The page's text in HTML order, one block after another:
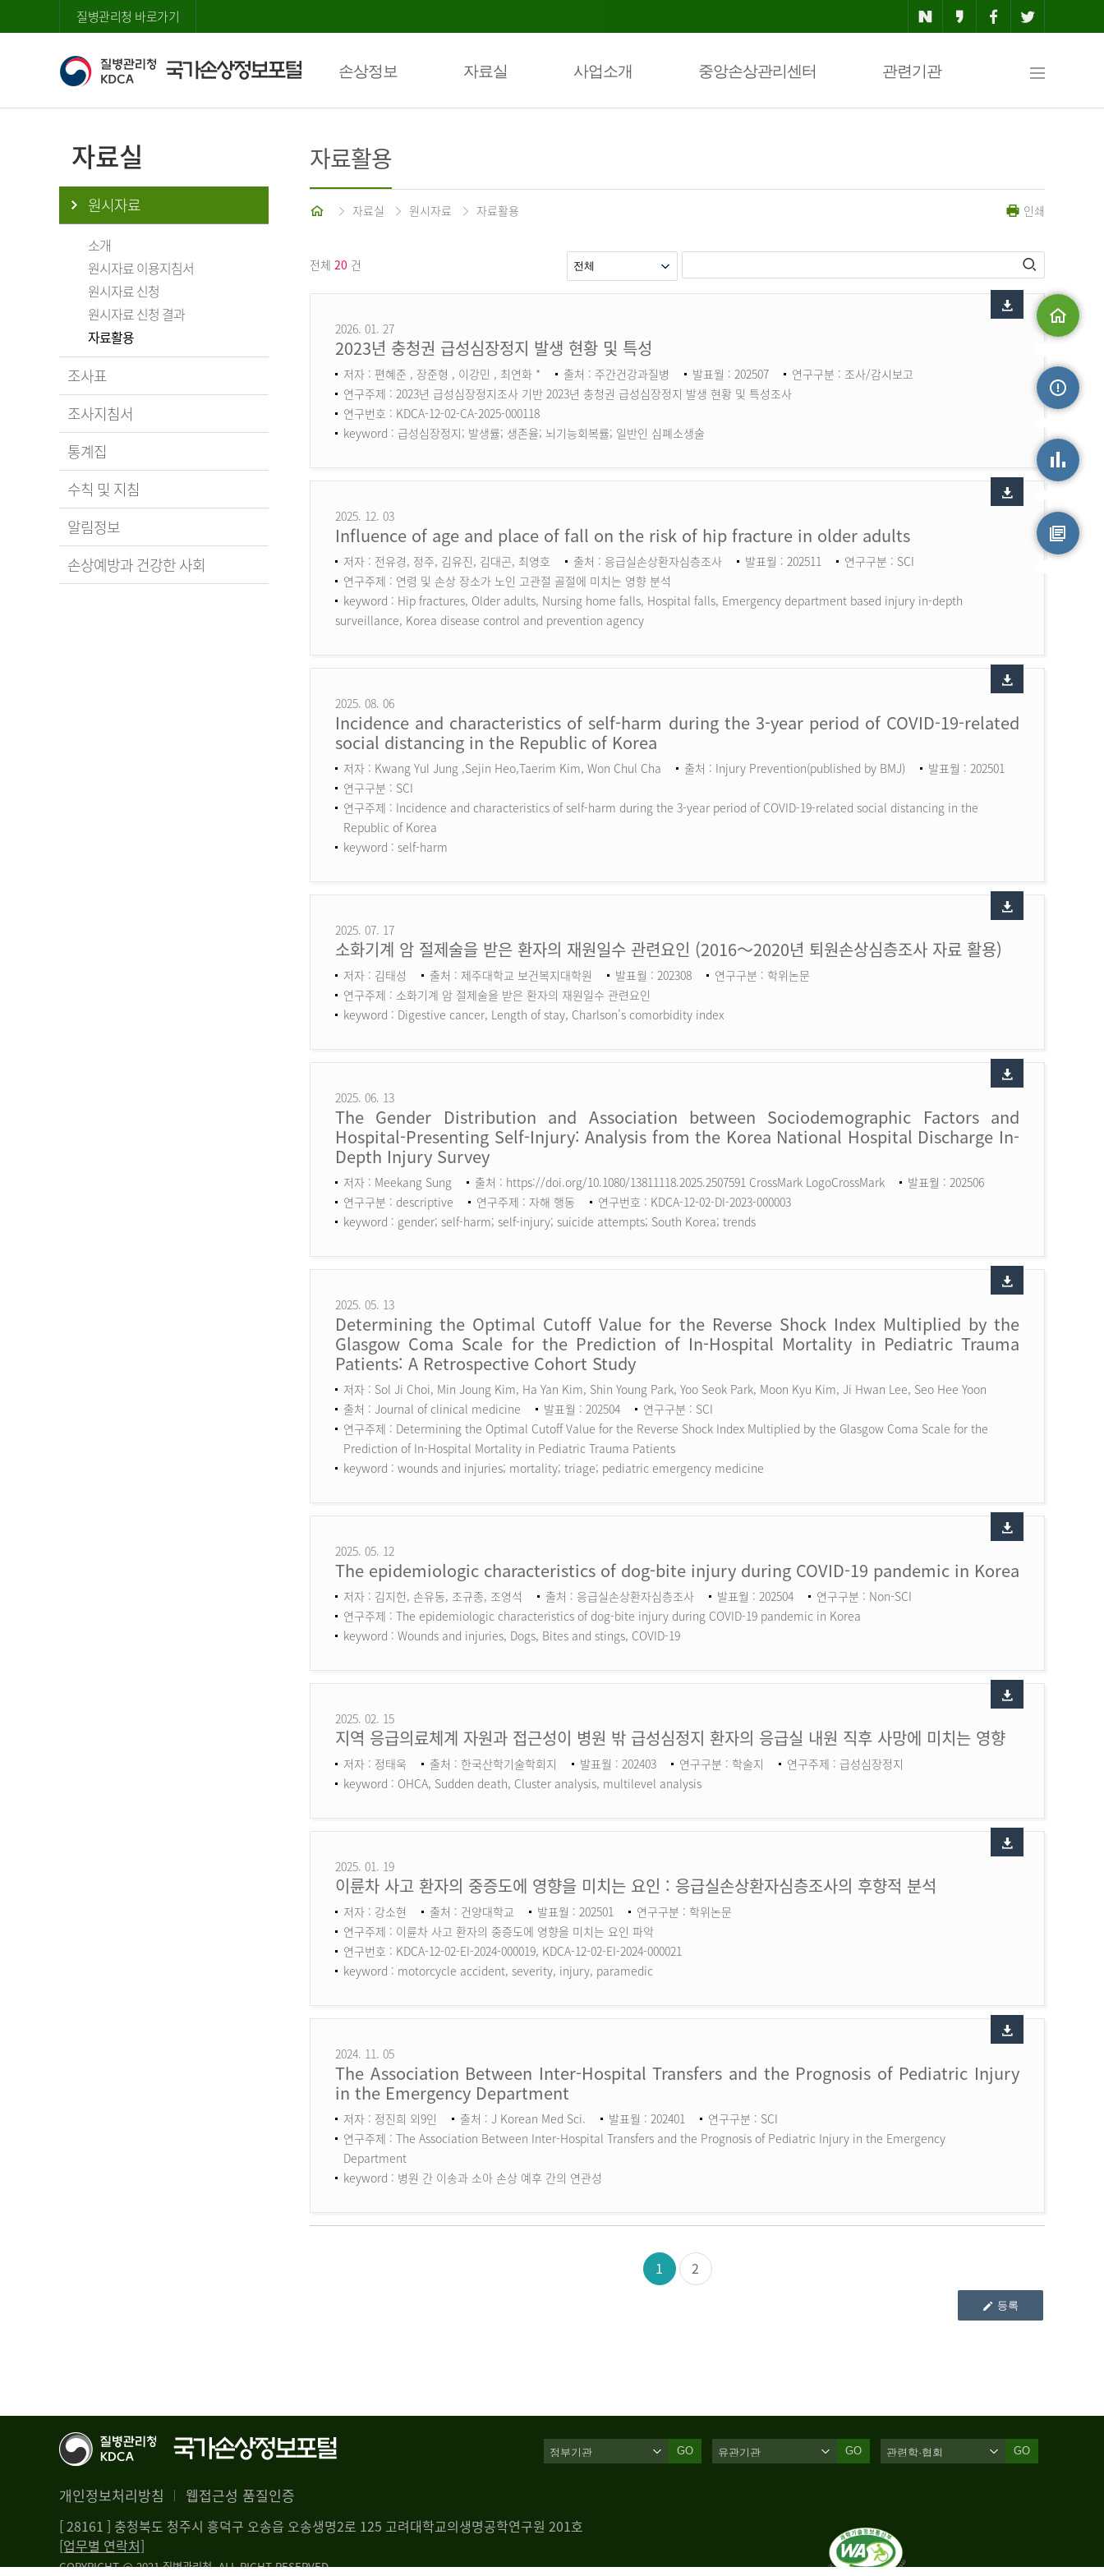
질병관리청 바로가기
손상정보 자료실 사업소개 중앙손상관리센터 관련기관
맵
자료실
원시자료
소개
원시자료 이용지침서
원시자료 신청
원시자료 신청 결과
자료활용
조사표
조사지침서
통계집
수칙 및 지침
알림정보
손상예방과 건강한 사회
자료활용
홈 자료실 원시자료 자료활용 인쇄
전체 20 건
2026. 01. 27
2023년 충청권 급성심장정지 발생 현황 및 특성
저자 : 편혜준 , 장준형 , 이강민 , 최연화 * 출처 : 주간건강과질병 발표월 : 202507
연구구분 : 조사/감시보고
연구주제 : 2023년 급성심장정지조사 기반 2023년 충청권 급성심장정지 발생 현황 및 특성조사
연구번호 : KDCA-12-02-CA-2025-000118
keyword : 급성심장정지; 발생률; 생존율; 뇌기능회복률; 일반인 심폐소생술
2025. 12. 03
Influence of age and place of fall on the risk of hip fracture in older adults
저자 : 전유경, 정주, 김유진, 김대곤, 최영호 출처 : 응급실손상환자심층조사 발표월 : 202511
연구구분 : SCI
연구주제 : 연령 및 손상 장소가 노인 고관절 골절에 미치는 영향 분석
keyword : Hip fractures, Older adults, Nursing home falls, Hospital falls, Emergency department based injury in-depth
surveillance, Korea disease control and prevention agency
2025. 08. 06
Incidence and characteristics of self-harm during the 3-year period of COVID-19-related
social distancing in the Republic of Korea
저자 : Kwang Yul Jung ,Sejin Heo,Taerim Kim, Won Chul Cha 출처 : Injury Prevention(published by BMJ)
발표월 : 202501
연구구분 : SCI
연구주제 : Incidence and characteristics of self-harm during the 3-year period of COVID-19-related social distancing in the
Republic of Korea
keyword : self-harm
2025. 07. 17
소화기계 암 절제술을 받은 환자의 재원일수 관련요인 (2016～2020년 퇴원손상심층조사 자료 활용)
저자 : 김태성 출처 : 제주대학교 보건복지대학원 발표월 : 202308
연구구분 : 학위논문
연구주제 : 소화기계 암 절제술을 받은 환자의 재원일수 관련요인
keyword : Digestive cancer, Length of stay, Charlson’s comorbidity index
2025. 06. 13
The Gender Distribution and Association between Sociodemographic Factors and
Hospital-Presenting Self-Injury: Analysis from the Korea National Hospital Discharge In-
Depth Injury Survey
저자 : Meekang Sung 출처 : https://doi.org/10.1080/13811118.2025.2507591 CrossMark LogoCrossMark
발표월 : 202506
연구구분 : descriptive
연구주제 : 자해 행동
연구번호 : KDCA-12-02-DI-2023-000003
keyword : gender; self-harm; self-injury; suicide attempts; South Korea; trends
2025. 05. 13
Determining the Optimal Cutoff Value for the Reverse Shock Index Multiplied by the
Glasgow Coma Scale for the Prediction of In-Hospital Mortality in Pediatric Trauma
Patients: A Retrospective Cohort Study
저자 : Sol Ji Choi, Min Joung Kim, Ha Yan Kim, Shin Young Park, Yoo Seok Park, Moon Kyu Kim, Ji Hwan Lee, Seo Hee Yoon
출처 : Journal of clinical medicine
발표월 : 202504
연구구분 : SCI
연구주제 : Determining the Optimal Cutoff Value for the Reverse Shock Index Multiplied by the Glasgow Coma Scale for the
Prediction of In-Hospital Mortality in Pediatric Trauma Patients
keyword : wounds and injuries; mortality; triage; pediatric emergency medicine
2025. 05. 12
The epidemiologic characteristics of dog-bite injury during COVID-19 pandemic in Korea
저자 : 김지헌, 손유동, 조규종, 조영석 출처 : 응급실손상환자심층조사 발표월 : 202504
연구구분 : Non-SCI
연구주제 : The epidemiologic characteristics of dog-bite injury during COVID-19 pandemic in Korea
keyword : Wounds and injuries, Dogs, Bites and stings, COVID-19
2025. 02. 15
지역 응급의료체계 자원과 접근성이 병원 밖 급성심정지 환자의 응급실 내원 직후 사망에 미치는 영향
저자 : 정태욱 출처 : 한국산학기술학회지 발표월 : 202403 연구구분 : 학술지
연구주제 : 급성심장정지
keyword : OHCA, Sudden death, Cluster analysis, multilevel analysis
2025. 01. 19
이륜차 사고 환자의 중증도에 영향을 미치는 요인 : 응급실손상환자심층조사의 후향적 분석
저자 : 강소현 출처 : 건양대학교 발표월 : 202501
연구구분 : 학위논문
연구주제 : 이륜차 사고 환자의 중증도에 영향을 미치는 요인 파악
연구번호 : KDCA-12-02-EI-2024-000019, KDCA-12-02-EI-2024-000021
keyword : motorcycle accident, severity, injury, paramedic
2024. 11. 05
The Association Between Inter-Hospital Transfers and the Prognosis of Pediatric Injury
in the Emergency Department
저자 : 정진희 외9인 출처 : J Korean Med Sci. 발표월 : 202401
연구구분 : SCI
연구주제 : The Association Between Inter-Hospital Transfers and the Prognosis of Pediatric Injury in the Emergency
Department
keyword : 병원 간 이송과 소아 손상 예후 간의 연관성
1 2
등록
개인정보처리방침 웹접근성 품질인증
GO GO GO
[ 28161 ] 충청북도 청주시 흥덕구 오송읍 오송생명2로 125 고려대학교의생명공학연구원 201호
[업무별 연락처]
COPYRIGHT @ 2021 질병관리청. ALL RIGHT RESERVED
손상정보
손상통계